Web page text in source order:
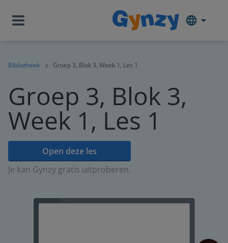
Bibliotheek Groep 3, Blok 3, Week 1, Les 1
Groep 3, Blok 3,
Week 1, Les 1
Open deze les
Je kan Gynzy gratis uitproberen.